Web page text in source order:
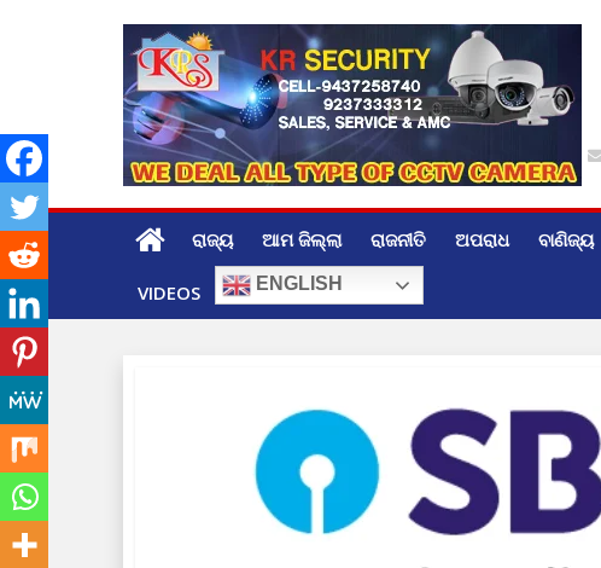
ରାଜ୍ୟ ଆମ ଜିଲ୍ଲା ରାଜନୀତି ଅପରାଧ ବାଣିଜ୍ୟ
VIDEOS ENGLISH